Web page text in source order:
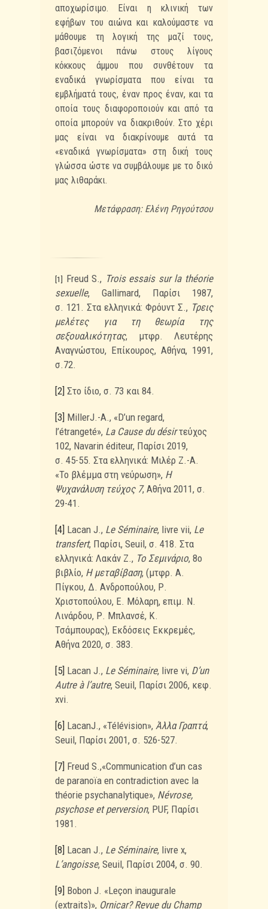
αποχωρίσιμο. Είναι η κλινική των
εφήβων του αιώνα και καλούμαστε να
μάθουμε τη λογική της μαζί τους,
βασιζόμενοι πάνω στους λίγους
κόκκους άμμου που συνθέτουν τα
εναδικά γνωρίσματα που είναι τα
εμβλήματά τους, έναν προς έναν, και τα
οποία τους διαφοροποιούν και από τα
οποία μπορούν να διακριθούν. Στο χέρι
μας είναι να διακρίνουμε αυτά τα
«εναδικά γνωρίσματα» στη δική τους
γλώσσα ώστε να συμβάλουμε με το δικό
μας λιθαράκι.
Μετάφραση: Ελένη Ρηγούτσου
[1] Freud S., Trois essais sur la théorie
sexuelle, Gallimard, Παρίσι 1987,
σ. 121. Στα ελληνικά: Φρόυντ Σ., Τρεις
μελέτες για τη θεωρία της
σεξουαλικότητας, μτφρ. Λευτέρης
Αναγνώστου, Επίκουρος, Αθήνα, 1991,
σ.72.
[2] Στο ίδιο, σ. 73 και 84.
[3] MillerJ.-A., «D’un regard,
l’étrangeté», La Cause du désirτεύχος
102, Navarin éditeur, Παρίσι 2019,
σ. 45-55. Στα ελληνικά: Μιλέρ Ζ.-Α.
«Το βλέμμα στη νεύρωση», Η
Ψυχανάλυση τεύχος 7, Αθήνα 2011, σ.
29-41.
[4] Lacan J., Le Séminaire, livre vii, Le
transfert, Παρίσι, Seuil, σ. 418. Στα
ελληνικά: Λακάν Ζ., Το Σεμινάριο, 8ο
βιβλίο, Η μεταβίβαση, (μτφρ. Α.
Πίγκου, Δ. Ανδροπούλου, Ρ.
Χριστοπούλου, Ε. Μόλαρη, επιμ. Ν.
Λινάρδου, Ρ. Μπλανσέ, Κ.
Τσάμπουρας), Εκδόσεις Εκκρεμές,
Αθήνα 2020, σ. 383.
[5] Lacan J., Le Séminaire, livre vi, D’un
Autre à l’autre, Seuil, Παρίσι 2006, κεφ.
xvi.
[6] LacanJ., «Télévision»,Άλλα Γραπτά,
Seuil, Παρίσι 2001, σ. 526-527.
[7] Freud S.,«Communication d’un cas
de paranoïa en contradiction avec la
théorie psychanalytique», Névrose,
psychose et perversion, PUF, Παρίσι
1981.
[8] Lacan J., Le Séminaire, livre x,
L’angoisse, Seuil, Παρίσι 2004, σ. 90.
[9] Bobon J. «Leçon inaugurale
(extraits)», Ornicar? Revue du Champ